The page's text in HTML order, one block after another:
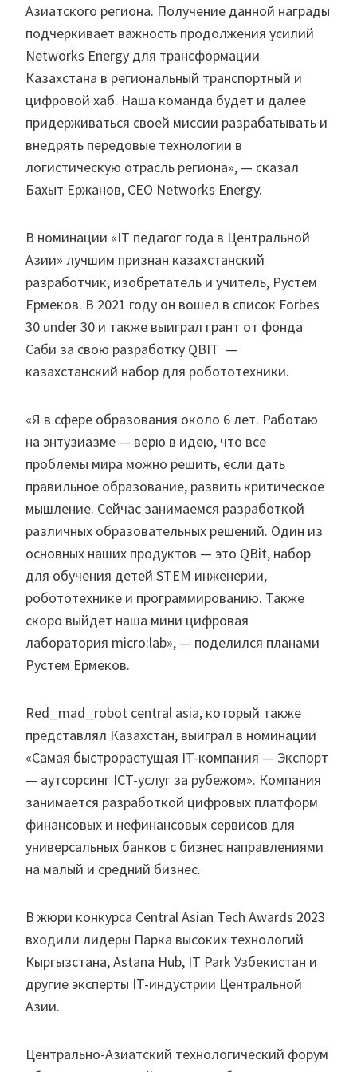
Азиатского региона. Получение данной награды
подчеркивает важность продолжения усилий
Networks Energy для трансформации
Казахстана в региональный транспортный и
цифровой хаб. Наша команда будет и далее
придерживаться своей миссии разрабатывать и
внедрять передовые технологии в
логистическую отрасль региона», — сказал
Бахыт Ержанов, CEO Networks Energy.
В номинации «IT педагог года в Центральной
Азии» лучшим признан казахстанский
разработчик, изобретатель и учитель, Рустем
Ермеков. В 2021 году он вошел в список Forbes
30 under 30 и также выиграл грант от фонда
Саби за свою разработку QBIT —
казахстанский набор для робототехники.
«Я в сфере образования около 6 лет. Работаю
на энтузиазме — верю в идею, что все
проблемы мира можно решить, если дать
правильное образование, развить критическое
мышление. Сейчас занимаемся разработкой
различных образовательных решений. Один из
основных наших продуктов — это QBit, набор
для обучения детей STEM инженерии,
робототехнике и программированию. Также
скоро выйдет наша мини цифровая
лаборатория micro:lab», — поделился планами
Рустем Ермеков.
Red_mad_robot central asia, который также
представлял Казахстан, выиграл в номинации
«Самая быстрорастущая IT-компания — Экспорт
— аутсорсинг ICT-услуг за рубежом». Компания
занимается разработкой цифровых платформ
финансовых и нефинансовых сервисов для
универсальных банков с бизнес направлениями
на малый и средний бизнес.
В жюри конкурса Central Asian Tech Awards 2023
входили лидеры Парка высоких технологий
Кыргызстана, Astana Hub, IT Park Узбекистан и
другие эксперты IT-индустрии Центральной
Азии.
Центрально-Азиатский технологический форум